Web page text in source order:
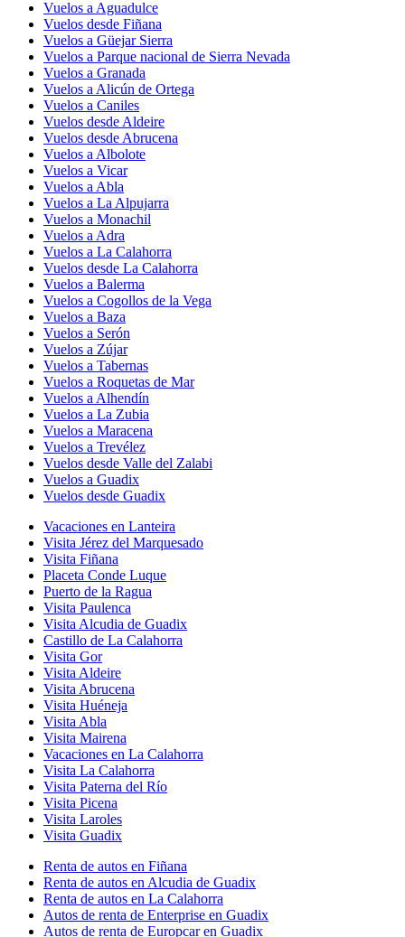
Vuelos a Aguadulce
Vuelos desde Fiñana
Vuelos a Güejar Sierra
Vuelos a Parque nacional de Sierra Nevada
Vuelos a Granada
Vuelos a Alicún de Ortega
Vuelos a Caniles
Vuelos desde Aldeire
Vuelos desde Abrucena
Vuelos a Albolote
Vuelos a Vicar
Vuelos a Abla
Vuelos a La Alpujarra
Vuelos a Monachil
Vuelos a Adra
Vuelos a La Calahorra
Vuelos desde La Calahorra
Vuelos a Balerma
Vuelos a Cogollos de la Vega
Vuelos a Baza
Vuelos a Serón
Vuelos a Zújar
Vuelos a Tabernas
Vuelos a Roquetas de Mar
Vuelos a Alhendín
Vuelos a La Zubia
Vuelos a Maracena
Vuelos a Trevélez
Vuelos desde Valle del Zalabi
Vuelos a Guadix
Vuelos desde Guadix
Vacaciones en Lanteira
Visita Jérez del Marquesado
Visita Fiñana
Placeta Conde Luque
Puerto de la Ragua
Visita Paulenca
Visita Alcudia de Guadix
Castillo de La Calahorra
Visita Gor
Visita Aldeire
Visita Abrucena
Visita Huéneja
Visita Abla
Visita Mairena
Vacaciones en La Calahorra
Visita La Calahorra
Visita Paterna del Río
Visita Picena
Visita Laroles
Visita Guadix
Renta de autos en Fiñana
Renta de autos en Alcudia de Guadix
Renta de autos en La Calahorra
Autos de renta de Enterprise en Guadix
Autos de renta de Europcar en Guadix